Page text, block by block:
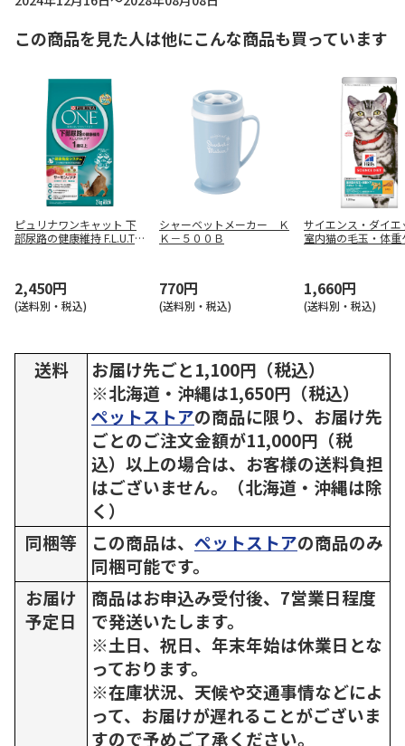
この商品を見た人は他にこんな商品も買っています
ピュリナワンキャット 下
部尿路の健康維持 F.L.U.T.
2,450円
(送料別・税込)
シャーベットメーカー Ｋ
Ｋ－５００Ｂ
770円
(送料別・税込)
サイエンス・ダイエ
室内猫の毛玉・体重
1,660円
(送料別・税込)
送料
お届け先ごと1,100円（税込）
※北海道・沖縄は1,650円（税込）
ペットストアの商品に限り、お届け先
ごとのご注文金額が11,000円（税
込）以上の場合は、お客様の送料負担
はございません。（北海道・沖縄は除
く）
同梱等
この商品は、 ペットストアの商品のみ
同梱可能です。
お届け
予定日
商品はお申込み受付後、7営業日程度
で発送いたします。
※土日、祝日、年末年始は休業日とな
っております。
※在庫状況、天候や交通事情などによ
って、お届けが遅れることがございま
すので予めご了承ください。